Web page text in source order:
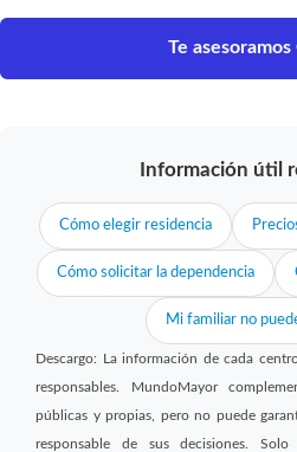
Te asesoramos
Información útil
Cómo elegir residencia
Cómo solicitar la dependencia
Mi familiar no
Descargo: La información de cada
responsables. MundoMayor
públicas y propias, pero no puede
responsable de sus decisiones.